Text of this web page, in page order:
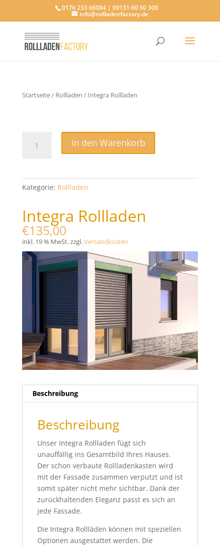
0176 233 66084 | 09131 60 50 300
info@rollladenfactory.de
Startseite/ Rollladen / Integra Rollladen
Rollladen
In den Warenkorb
Kategorie: Rollladen
Integra Rollladen
€135,00
inkl. 19 % MwSt.zzgl.Versandkosten
Beschreibung
Beschreibung
Unser Integra Rollladen fügt sich
unauffällig ins Gesamtbild Ihres Hauses.
Der schon verbaute Rollladenkasten wird
mit der Fassade zusammen verputzt und ist
somit später nicht mehr sichtbar. Dank der
zurückhaltenden Eleganz passt es sich an
jede Fassade.
Die Integra Rollläden können mit speziellen
Optionen ausgestattet werden. Die